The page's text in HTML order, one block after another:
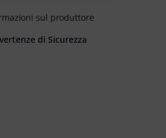
sul produttore
di Sicurezza